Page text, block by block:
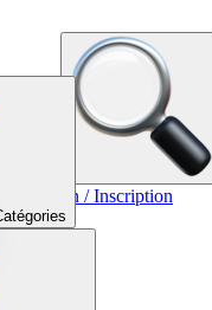
Connexion / Inscription